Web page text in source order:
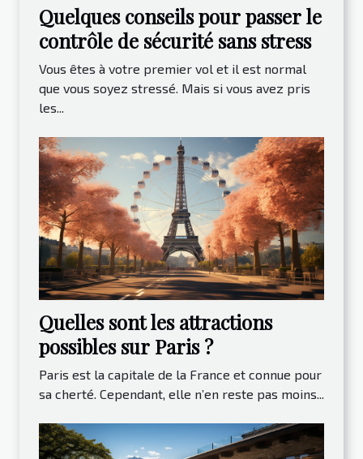
Quelques conseils pour passer le
contrôle de sécurité sans stress
Vous êtes à votre premier vol et il est normal
que vous soyez stressé. Mais si vous avez pris
les...
Quelles sont les attractions
possibles sur Paris ?
Paris est la capitale de la France et connue pour
sa cherté. Cependant, elle n’en reste pas moins...